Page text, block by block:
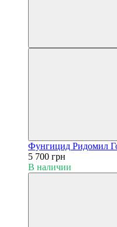
Фунгицид Ридомил
5 700 грн
В наличии